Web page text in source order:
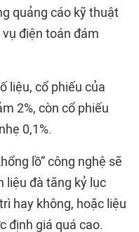
quảng cáo kỹ thuật
điện toán đám
liệu, cổ phiếu của
2%, còn cổ phiếu
0,1%.
lồ” công nghệ sẽ
liệu đà tăng kỷ lục
hay không, hoặc liệu
định giá quá cao.